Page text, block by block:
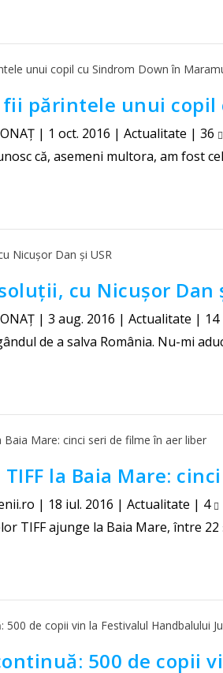
fii părintele unui
| 1 oct. 2016 |Actualitate |36
că, asemeni multora, am fost
cu Nicușor Dan
|3 aug. 2016 |Actualitate | 14
de a salva România. Nu-mi
TIFF la Baia Mare:
| 18 iul. 2016 |Actualitate | 4
TIFF ajunge la Baia Mare, între
500 de copii